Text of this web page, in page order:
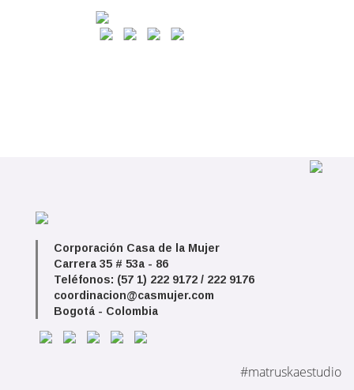
Corporación Casa de la Mujer
Carrera 35 # 53a - 86
Teléfonos: (57 1) 222 9172 / 222 9176
coordinacion@casmujer.com
Bogotá - Colombia
#matruskaestudio